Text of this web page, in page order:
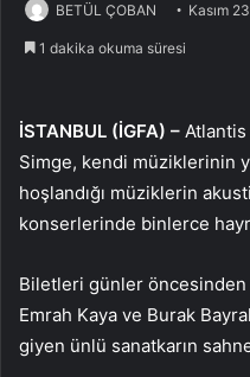
BETÜL ÇOBAN Kasım
1 dakika okuma süresi
İSTANBUL (İGFA) –
Simge, kendi müziklerinin
hoşlandığı müziklerin
konserlerinde binlerce
Biletleri günler
Emrah Kaya ve Burak
giyen ünlü sanatkarın